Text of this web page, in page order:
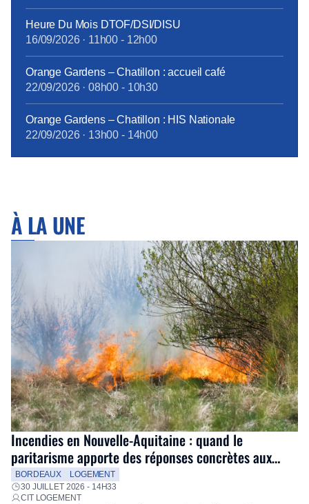
Heure Du Mois DTOF/DSI/DISU
16/09/2026· 11h00 - 12h00
Orange Gardens – Chatillon : accueil café
22/09/2026· 08h00 - 10h30
Orange Gardens – Chatillon : HIS Nationale
22/09/2026· 13h00 - 14h00
À LA UNE
Incendies en Nouvelle-Aquitaine : quand le
paritarisme apporte des réponses concrètes aux
salariés
BORDEAUX
LOGEMENT
30 JUILLET 2026 - 14H33
CIT LOGEMENT